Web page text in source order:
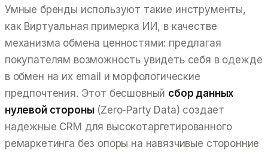
Умные бренды используют такие инструменты,
как Виртуальная примерка ИИ, в качестве
механизма обмена ценностями: предлагая
покупателям возможность увидеть себя в одежде
в обмен на их email и морфологические
предпочтения. Этот бесшовный сбор данных
нулевой стороны (Zero-Party Data) создает
надежные CRM для высокотаргетированного
ремаркетинга без опоры на навязчивые сторонние